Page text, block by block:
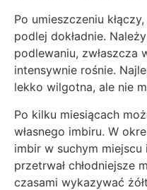
Po umieszczeniu
podlej dokładnie.
podlewaniu, zwłaszcza
intensywnie rośnie.
lekko wilgotna, ale nie
Po kilku miesiącach
własnego imbiru. W
imbir w suchym
przetrwał chłodniejsze
czasami wykazywać